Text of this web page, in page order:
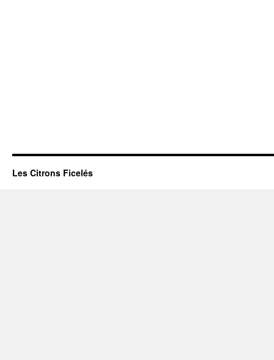
Les Citrons Ficelés